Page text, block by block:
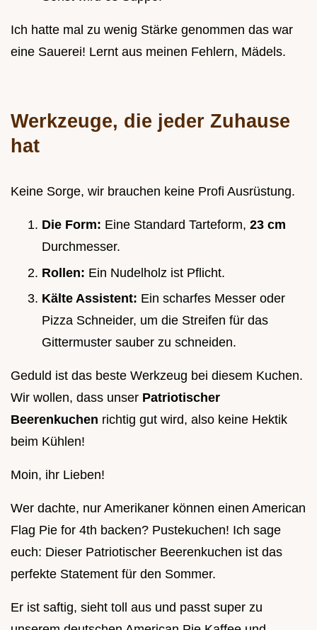
Ich hatte mal zu wenig Stärke genommen das war
eine Sauerei! Lernt aus meinen Fehlern, Mädels.
Werkzeuge, die jeder Zuhause
hat
Keine Sorge, wir brauchen keine Profi Ausrüstung.
Die Form: Eine Standard Tarteform, 23 cm
Durchmesser.
Rollen: Ein Nudelholz ist Pflicht.
Kälte Assistent: Ein scharfes Messer oder
Pizza Schneider, um die Streifen für das
Gittermuster sauber zu schneiden.
Geduld ist das beste Werkzeug bei diesem Kuchen.
Wir wollen, dass unser Patriotischer
Beerenkuchen richtig gut wird, also keine Hektik
beim Kühlen!
Moin, ihr Lieben!
Wer dachte, nur Amerikaner können einen American
Flag Pie for 4th backen? Pustekuchen! Ich sage
euch: Dieser Patriotischer Beerenkuchen ist das
perfekte Statement für den Sommer.
Er ist saftig, sieht toll aus und passt super zu